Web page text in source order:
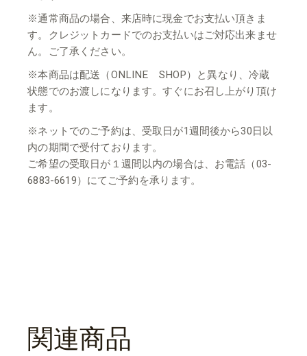
※通常商品の場合、来店時に現金でお支払い頂きま
す。クレジットカードでのお支払いはご対応出来ませ
ん。ご了承ください。
※本商品は配送（ONLINE SHOP）と異なり、冷蔵
状態でのお渡しになります。すぐにお召し上がり頂け
ます。
※ネットでのご予約は、受取日が1週間後から30日以
内の期間で受付ております。
ご希望の受取日が１週間以内の場合は、お電話（03-
6883-6619）にてご予約を承ります。
関連商品